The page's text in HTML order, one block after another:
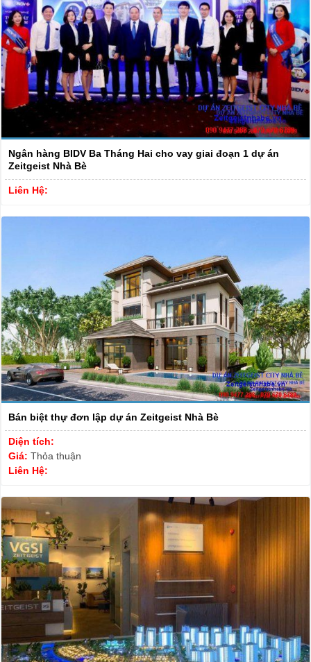
Ngân hàng BIDV Ba Tháng Hai cho vay giai đoạn 1 dự án
Zeitgeist Nhà Bè
Liên Hệ:
Bán biệt thự đơn lập dự án Zeitgeist Nhà Bè
Diện tích:
Giá: Thỏa thuận
Liên Hệ: